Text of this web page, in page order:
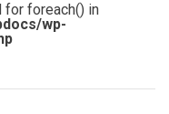
for foreach() in
wp-